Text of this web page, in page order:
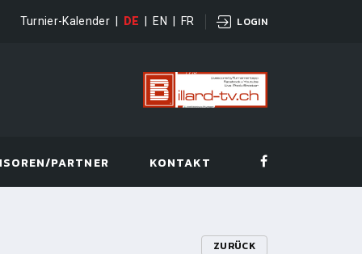
Turnier-Kalender DE EN FR LOGIN
PARTNER KONTAKT
ZURÜCK